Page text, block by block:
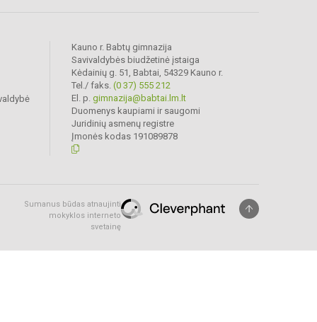
Kauno r. Babtų gimnazija
Savivaldybės biudžetinė įstaiga
Kėdainių g. 51, Babtai, 54329 Kauno r.
Tel./ faks. (0 37) 555 212
El. p. gimnazija@babtai.lm.lt
Duomenys kaupiami ir saugomi
Juridinių asmenų registre
Įmonės kodas 191089878
Sumanus būdas atnaujinti
mokyklos interneto
svetainę